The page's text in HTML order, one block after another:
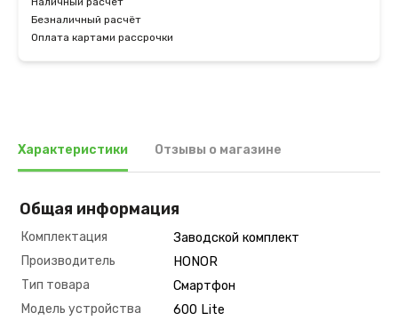
Безналичный расчёт
Оплата картами рассрочки
Характеристики Отзывы о магазине
Общая информация
Комплектация
Заводской комплект
Производитель
HONOR
Тип товара
Смартфон
Модель устройства
600 Lite